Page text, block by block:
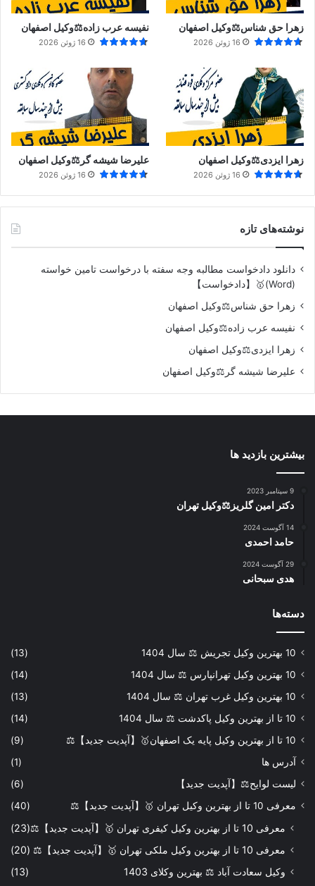
زهرا حق شناس⚖️وکیل اصفهان
16 ژوئن 2026
نفیسه عرب زاده⚖️وکیل اصفهان
16 ژوئن 2026
زهرا ایزدی⚖️وکیل اصفهان
16 ژوئن 2026
علیرضا شیشه گر⚖️وکیل اصفهان
16 ژوئن 2026
نوشته‌های تازه
دانلود دادخواست مطالبه وجه سفته با درخواست تامین خواسته
(Word)🥇【دادخواست】
زهرا حق شناس⚖️وکیل اصفهان
نفیسه عرب زاده⚖️وکیل اصفهان
زهرا ایزدی⚖️وکیل اصفهان
علیرضا شیشه گر⚖️وکیل اصفهان
بیشترین بازدید ها
9 سپتامبر 2023
دکتر امین گلریز⚖️وکیل تهران
14 آگوست 2024
حامد احمدی
29 آگوست 2024
هدی سبحانی
دسته‌ها
10 بهترین وکیل تجریش ⚖️ سال 1404
(13)
10 بهترین وکیل تهرانپارس ⚖️ سال 1404
(14)
10 بهترین وکیل غرب تهران ⚖️ سال 1404
(13)
10 تا از بهترین وکیل پاکدشت ⚖️ سال 1404
(14)
10 تا از بهترین وکیل پایه یک اصفهان🥇【آپدیت جدید】⚖️
(9)
آدرس ها
(1)
لیست لوایح⚖️【آپدیت جدید】
(6)
معرفی 10 تا از بهترین وکیل تهران 🥇【آپدیت جدید】⚖️
(40)
معرفی 10 تا از بهترین وکیل کیفری تهران 🥇【آپدیت جدید】⚖️
(23)
معرفی 10 تا از بهترین وکیل ملکی تهران 🥇【آپدیت جدید】⚖️
(20)
وکیل سعادت آباد ⚖️ بهترین وکلای 1403
(13)